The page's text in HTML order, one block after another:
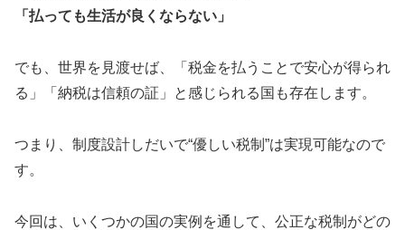
「払っても生活が良くならない」
でも、世界を見渡せば、「税金を払うことで安心が得られ
る」「納税は信頼の証」と感じられる国も存在します。
つまり、制度設計しだいで“優しい税制”は実現可能なので
す。
今回は、いくつかの国の実例を通して、公正な税制がどの